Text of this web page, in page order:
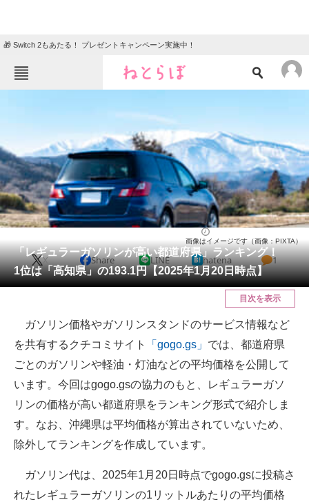
🎁 Switch 2もあたる！ プレゼントキャンペーン実施中！
クイズ
グルメ 地域
住まい 教育・育児
動物 リサーチ
会員記事
メディア
ITの今と未来を見通す
スマホと通信の最新トレンド
進化するPCとデバイスの未来
好きが集まる 比べて選べる
「レギュラーガソリンが高い都道府県」ランキング！
1位は「高知県」の193.1円【2025年1月20日時点】
画像はイメージです（画像：PIXTA）
X Share LINE hatena 1
目次を表示
ガソリン価格やガソリンスタンドのサービス情報など
を共有するクチコミサイト
「gogo.gs」 では、都道府県
ごとのガソリンや軽油・灯油などの平均価格を公開して
います。今回はgogo.gsの協力のもと、レギュラーガソ
リンの価格が高い都道府県をランキング形式で紹介しま
す。なお、沖縄県は平均価格が算出されていないため、
除外してランキングを作成しています。
ガソリン代は、2025年1月20日時点でgogo.gsに投稿さ
れたレギュラーガソリンの1リットルあたりの平均価格